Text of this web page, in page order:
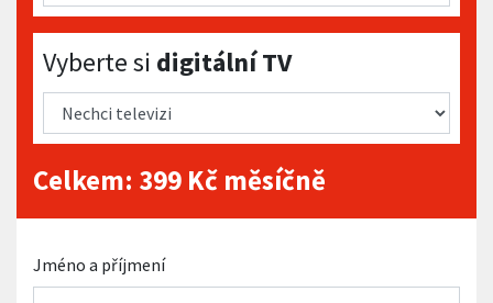
Vyberte si digitální TV
Vyberte si digitální TV
Celkem: 399 Kč měsíčně
Jméno a příjmení